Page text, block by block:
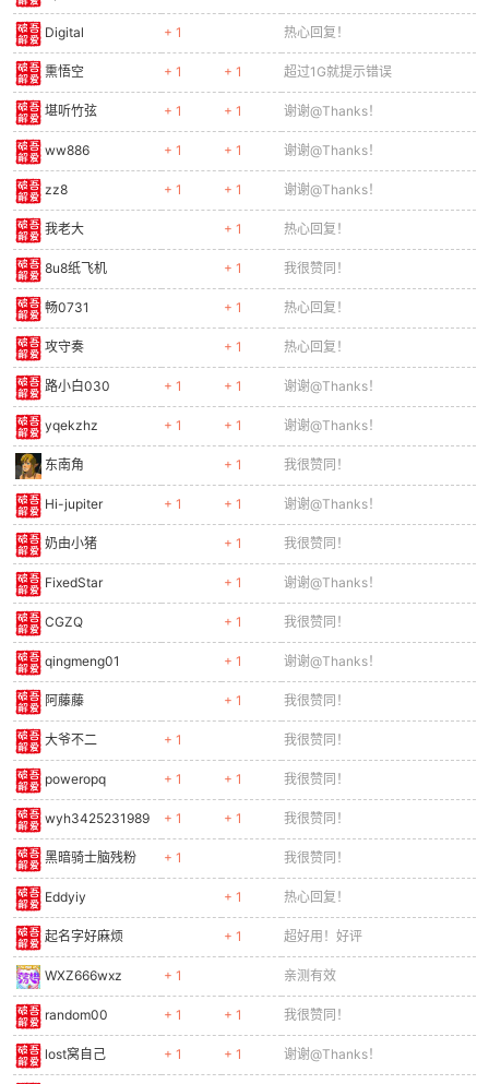
Digital + 1 热心回复！
熏悟空 + 1 + 1 超过1G就提示错误
堪听竹弦 + 1 + 1 谢谢@Thanks！
ww886 + 1 + 1 谢谢@Thanks！
zz8 + 1 + 1 谢谢@Thanks！
我老大 + 1 热心回复！
8u8纸飞机 + 1 我很赞同！
畅0731 + 1 热心回复！
攻守奏 + 1 热心回复！
路小白030 + 1 + 1 谢谢@Thanks！
yqekzhz + 1 + 1 谢谢@Thanks！
东南角 + 1 我很赞同！
Hi-jupiter + 1 + 1 谢谢@Thanks！
奶由小猪 + 1 我很赞同！
FixedStar + 1 谢谢@Thanks！
CGZQ + 1 我很赞同！
qingmeng01 + 1 谢谢@Thanks！
阿藤藤 + 1 我很赞同！
大爷不二 + 1 我很赞同！
poweropq + 1 + 1 我很赞同！
wyh3425231989 + 1 + 1 我很赞同！
黑暗骑士脑残粉 + 1 我很赞同！
Eddyiy + 1 热心回复！
起名字好麻烦 + 1 超好用！好评
WXZ666wxz + 1 亲测有效
random00 + 1 + 1 我很赞同！
lost窝自己 + 1 + 1 谢谢@Thanks！